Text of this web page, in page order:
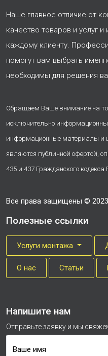
Наше главное отличие от
качество товаров и услуг и
каждому клиенту.
помогут вам выбрать
необходимы для решения
Обращаем Ваше внимание на
исключительно
информационные материалы и
являются публичной офертой,
435 и 437 Гражданского кодекса
Все права защищены ©
Полезные ссылки
Услуги монтажа
О нас Cтатьи
Напишите нам
Отправьте заявку и мы
Ваше имя